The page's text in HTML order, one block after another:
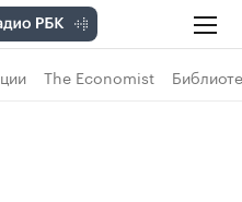
The Economist